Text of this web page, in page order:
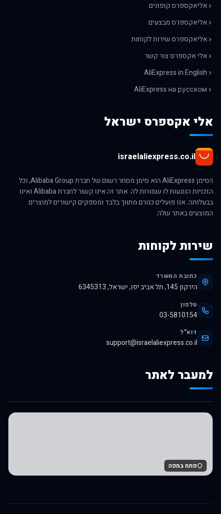
אליאקספרס קופונים
אליאקספרס מבצעים
אליאקספרס שירות לקוחות
אלי אקספרס צור קשר
AliExpress in English
AliExpress на русском
אלי אקספרס ישראל
israelaliexpress.co.il
הסימן AliExpress הוא סימן מסחר רשום של חברת Alibaba Group, וכל
הזכויות הנוגעות לו שמורות לה. אתר זה אינו קשור לחברת Alibaba ואינו
בבעלותה. אנו פועלים כגורם מתווך בלבד ומספקים קישורים למוצרים
המוצעים באתר שלה.
שירות לקוחות
כתובת המשרד
הירקון 145, תל אביב יפו, ישראל, 6345313
טלפון
03-5810154
דוא"ל
support@israelaliexpress.co.il
למעבר לאתר
לרכישה באלי אקספרס
פתח במפה